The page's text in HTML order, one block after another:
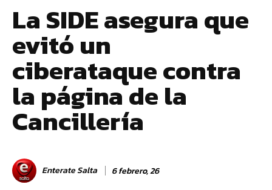
La SIDE asegura que
evitó un
ciberataque contra
la página de la
Cancillería
Enterate Salta 6 febrero, 26